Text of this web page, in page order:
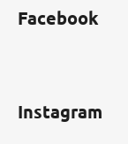
Facebook
Instagram